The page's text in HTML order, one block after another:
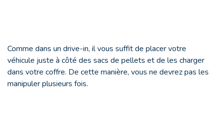
Comme dans un drive-in, il vous suffit de placer votre
véhicule juste à côté des sacs de pellets et de les charger
dans votre coffre. De cette manière, vous ne devrez pas les
manipuler plusieurs fois.